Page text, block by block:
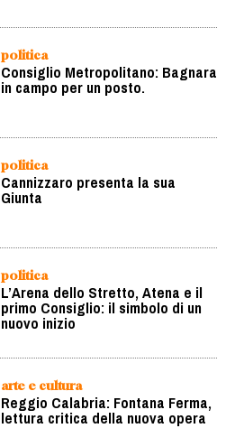
politica
Consiglio Metropolitano: Bagnara
in campo per un posto.
politica
Cannizzaro presenta la sua
Giunta
politica
L’Arena dello Stretto, Atena e il
primo Consiglio: il simbolo di un
nuovo inizio
arte e cultura
Reggio Calabria: Fontana Ferma,
lettura critica della nuova opera